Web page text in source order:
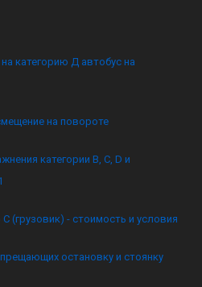
категорию Д автобус на
на повороте
категории B, C, D и
(грузовик) - стоимость и условия
остановку и стоянку